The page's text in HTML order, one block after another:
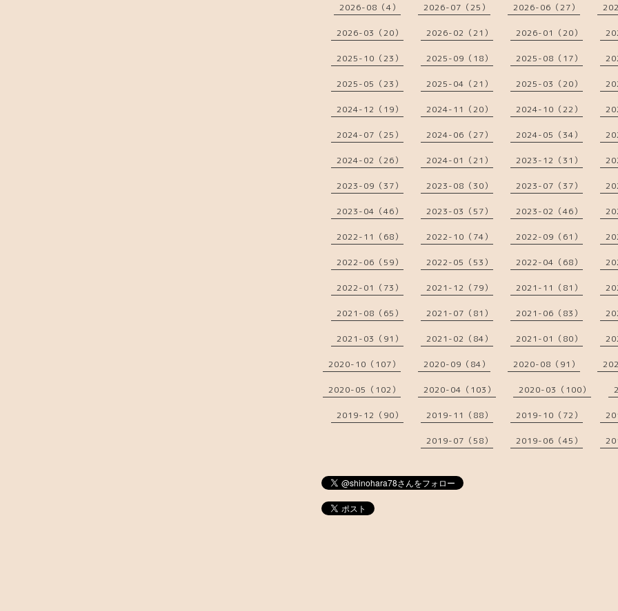
2026-08（4） 2026-07（25） 2026-06（27）
2026-03（20） 2026-02（21） 2026-01（20）
2025-10（23） 2025-09（18） 2025-08（17）
2025-05（23） 2025-04（21） 2025-03（20）
2024-12（19） 2024-11（20） 2024-10（22）
2024-07（25） 2024-06（27） 2024-05（34）
2024-02（26） 2024-01（21） 2023-12（31）
2023-09（37） 2023-08（30） 2023-07（37）
2023-04（46） 2023-03（57） 2023-02（46）
2022-11（68） 2022-10（74） 2022-09（61）
2022-06（59） 2022-05（53） 2022-04（68）
2022-01（73） 2021-12（79） 2021-11（81）
2021-08（65） 2021-07（81） 2021-06（83）
2021-03（91） 2021-02（84） 2021-01（80）
2020-10（107） 2020-09（84） 2020-08（91）
2020-05（102） 2020-04（103） 2020-03（100）
2019-12（90） 2019-11（88） 2019-10（72）
2019-07（58） 2019-06（45）